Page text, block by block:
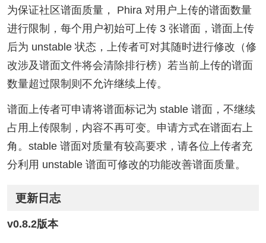
为保证社区谱面质量， Phira 对用户上传的谱面数量
进行限制，每个用户初始可上传 3 张谱面，谱面上传
后为 unstable 状态，上传者可对其随时进行修改（修
改涉及谱面文件将会清除排行榜）若当前上传的谱面
数量超过限制则不允许继续上传。
谱面上传者可申请将谱面标记为 stable 谱面，不继续
占用上传限制，内容不再可变。申请方式在谱面右上
角。stable 谱面对质量有较高要求，请各位上传者充
分利用 unstable 谱面可修改的功能改善谱面质量。
更新日志
v0.8.2版本